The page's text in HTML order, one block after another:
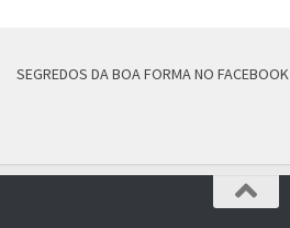
SEGREDOS DA BOA FORMA NO FACEBOOK